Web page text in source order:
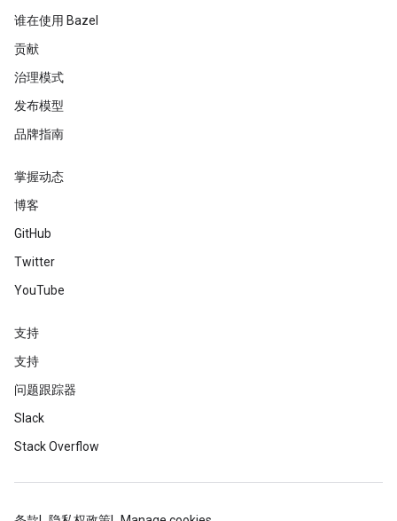
谁在使用 Bazel
贡献
治理模式
发布模型
品牌指南
掌握动态
博客
GitHub
Twitter
YouTube
支持
支持
问题跟踪器
Slack
Stack Overflow